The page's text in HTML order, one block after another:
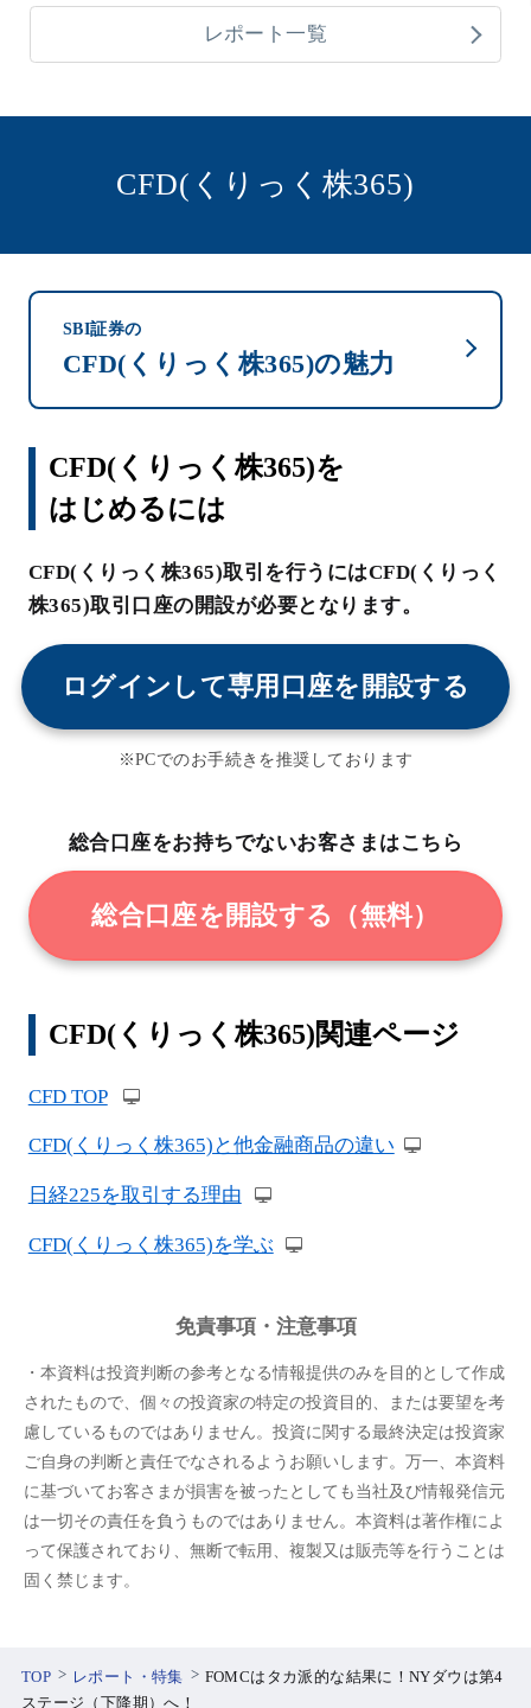
レポート一覧
CFD(くりっく株365)
SBI証券の
CFD(くりっく株365)の魅力
CFD(くりっく株365)を
はじめるには
CFD(くりっく株365)取引を行うにはCFD(くりっく
株365)取引口座の開設が必要となります。
ログインして専用口座を開設する
※PCでのお手続きを推奨しております
総合口座をお持ちでないお客さまはこちら
総合口座を開設する（無料）
CFD(くりっく株365)関連ページ
CFD TOP
CFD(くりっく株365)と他金融商品の違い
日経225を取引する理由
CFD(くりっく株365)を学ぶ
免責事項・注意事項
・本資料は投資判断の参考となる情報提供のみを目的として作成
されたもので、個々の投資家の特定の投資目的、または要望を考
慮しているものではありません。投資に関する最終決定は投資家
ご自身の判断と責任でなされるようお願いします。万一、本資料
に基づいてお客さまが損害を被ったとしても当社及び情報発信元
は一切その責任を負うものではありません。本資料は著作権によ
って保護されており、無断で転用、複製又は販売等を行うことは
固く禁じます。
TOP レポート・特集
FOMCはタカ派的な結果に！NYダウは第4
ステージ（下降期）へ！